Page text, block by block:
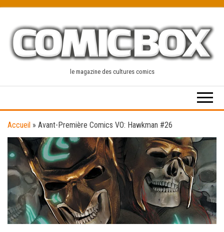
content
le magazine des cultures comics
Accueil » Avant-Première Comics VO: Hawkman #26